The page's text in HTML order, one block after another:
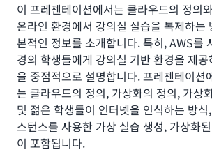
이 프레젠테이션에서는 클라우드의 정의
온라인 환경에서 강의실 실습을 복제하는
본적인 정보를 소개합니다. 특히, AWS를
경의 학생들에게 강의실 기반 환경을 제
을 중점적으로 설명합니다. 프레젠테이션
는 클라우드의 정의, 가상화의 정의, 가상
및 젊은 학생들이 인터넷을 인식하는 방
스턴스를 사용한 가상 실습 생성, 가상화
이 포함됩니다.